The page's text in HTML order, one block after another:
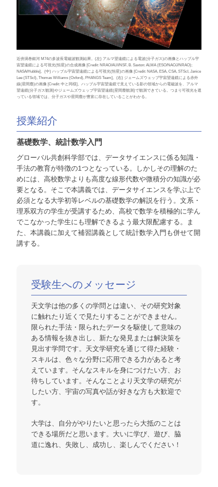
近傍渦巻銀河 M74の多波長電磁波観測結果。(左) アルマ望遠鏡による電波(分子ガス)の画像とハッブル宇
宙望遠鏡による可視光(恒星)の合成画像 [Credit: NRAO/AUI/NSF, B. Saxton: ALMA (ESO/NAOJ/NRAO);
NASA/Hubble]。(中) ハッブル宇宙望遠鏡による可視光(恒星)の画像 [Credit: NASA, ESA, CSA, STScI, Janice
Lee (STScI), Thomas Williams (Oxford), PHANGS Team]。(右) ジェームズウェッブ宇宙望遠鏡による赤外
線(星間塵)の画像 [Credit: 中と同様]。ハッブル宇宙望遠鏡で見えている影の領域からの電磁波を、アルマ
望遠鏡(分子ガス観測)やジェームズウェッブ宇宙望遠鏡(星間塵観測)で観測できている。つまり可視光を遮
っている領域では、分子ガスや星間塵が豊富に存在していることがわかる。
授業紹介
基礎数学、統計数学入門
グローバル共創科学部では、データサイエンスに係る知識・
手法の教育が特徴の1つとなっている。しかしその理解のた
めには、高校数学よりも高度な線形代数や微積分の知識が必
要となる。そこで本講義では、データサイエンスを学ぶ上で
必須となる大学初等レベルの基礎数学の解説を行う。文系・
理系双方の学生が受講するため、高校で数学を積極的に学ん
でこなかった学生にも理解できるよう最大限配慮する。ま
た、本講義に加えて補習講義として統計数学入門も併せて開
講する。
受験生へのメッセージ
天文学は他の多くの学問とは違い、その研究対象
に触れたり近くで見たりすることができません。
限られた手法・限られたデータを駆使して意味の
ある情報を抜き出し、新たな発見または解決策を
見出す学問です。天文学研究を通じて得た経験・
スキルは、色々な分野に応用できる力があると考
えています。そんなスキルを身につけたい方、お
待ちしています。そんなことより天文学の研究が
したい方、宇宙の写真や話が好きな方も大歓迎で
す。
大学は、自分がやりたいと思ったら大抵のことは
できる場所だと思います。大いに学び、遊び、脇
道に逸れ、失敗し、成功し、楽しんでください！